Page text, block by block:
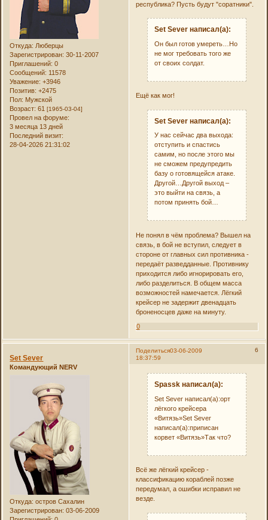
Откуда: Люберцы
Зарегистрирован: 30-11-2007
Приглашений: 0
Сообщений: 11578
Уважение: +3946
Позитив: +2475
Пол: Мужской
Возраст: 61[1965-03-04]
Провел на форуме:
3 месяца 13 дней
Последний визит:
28-04-2026 21:31:02
республика? Пусть будут "соратники".
Set Sever написал(а):
Он был готов умереть…Но
не мог требовать того же
от своих солдат.
Ещё как мог!
Set Sever написал(а):
У нас сейчас два выхода:
отступить и спастись
самим, но после этого мы
не сможем предупредить
базу о готовящейся атаке.
Другой…Другой выход –
это выйти на связь, а
потом принять бой…
Не понял в чём проблема? Вышел на
связь, в бой не вступил, следует в
стороне от главных сил противника -
передаёт разведданные. Противнику
приходится либо игнорировать его,
либо разделиться. В общем масса
возможностей намечается. Лёгкий
крейсер не задержит двенадцать
броненосцев даже на минуту.
0
Поделиться 6
03-06-2009
18:37:59
Set Sever
Командующий NERV
Откуда: остров Сахалин
Зарегистрирован: 03-06-2009
Spassk написал(а):
Set Sever написал(а):орт
лёгкого крейсера
«Витязь»Set Sever
написал(а):приписан
корвет «Витязь»Так что?
Всё же лёгкий крейсер -
классификацию кораблей позже
передумал, а ошибки исправил не
везде.